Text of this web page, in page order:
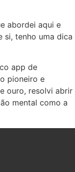
abordei aqui e
si, tenho uma dica
app de
pioneiro e
ouro, resolvi abrir
mental como a